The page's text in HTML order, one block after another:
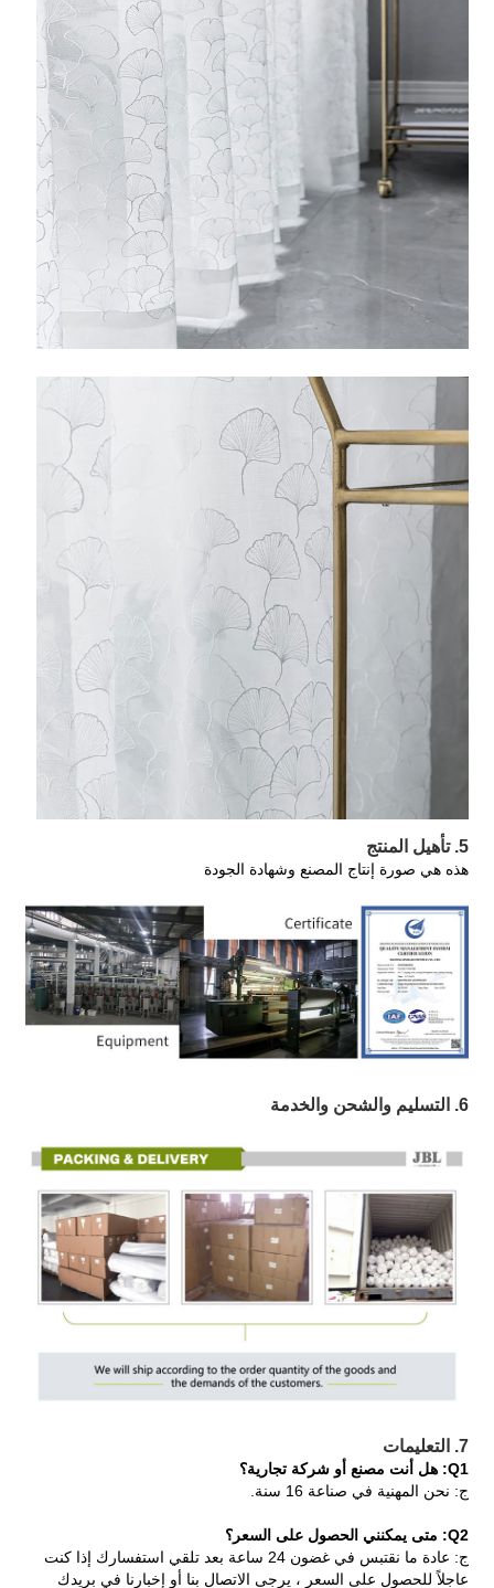
5. تأهيل المنتج
هذه هي صورة إنتاج المصنع وشهادة الجودة
6. التسليم والشحن والخدمة
7. التعليمات
Q1: هل أنت مصنع أو شركة تجارية؟
ج: نحن المهنية في صناعة 16 سنة.
Q2: متى يمكنني الحصول على السعر؟
ج: عادة ما نقتبس في غضون 24 ساعة بعد تلقي استفسارك إذا كنت
عاجلاً للحصول على السعر ، يرجى الاتصال بنا أو إخبارنا في بريدك